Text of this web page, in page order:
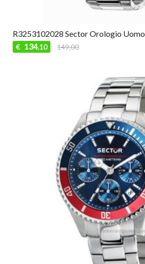
R3253102028 Sector Orologio Uomo
€ 134,10 149,00